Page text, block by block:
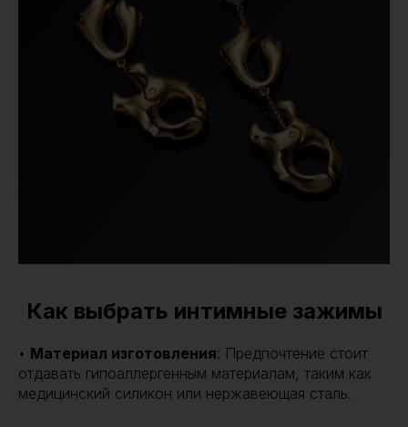
Как выбрать интимные зажимы
• Материал изготовления: Предпочтение стоит
отдавать гипоаллергенным материалам, таким как
медицинский силикон или нержавеющая сталь.